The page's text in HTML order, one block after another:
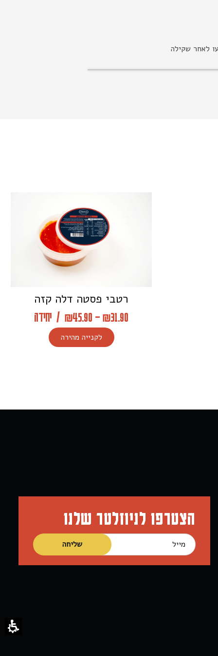
לאחר שקילה
רטבי פסטה דלה קזה
₪31.90
–
₪45.90
/ יחידה
לקנייה מהירה
הצטרפו לניוזלטר שלנו